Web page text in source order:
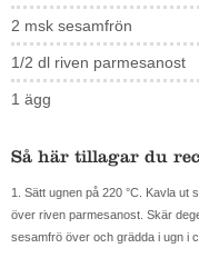
2 msk sesamfrön
1/2 dl riven parmesanost
1 ägg
Så här tillagar du
1. Sätt ugnen på 220 °C. Kavla ut
över riven parmesanost. Skär
sesamfrö över och grädda i ugn i